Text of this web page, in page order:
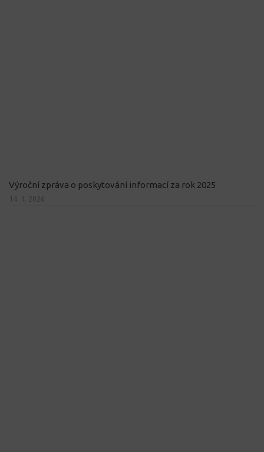
Výroční zpráva o poskytování informací za rok 2025
14. 1. 2026